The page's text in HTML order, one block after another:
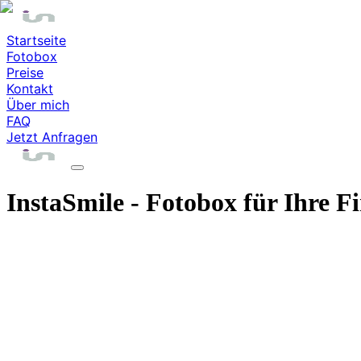
Startseite
Fotobox
Preise
Kontakt
Über mich
FAQ
Jetzt Anfragen
InstaSmile - Fotobox für Ihre